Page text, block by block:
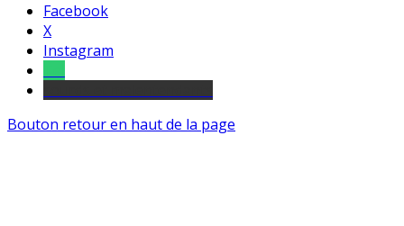
Facebook
X
Instagram
Bouton retour en haut de la page